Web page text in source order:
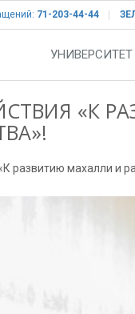
71-203-44-44
УНИВЕРСИТЕТ
«К
развитию махалли и